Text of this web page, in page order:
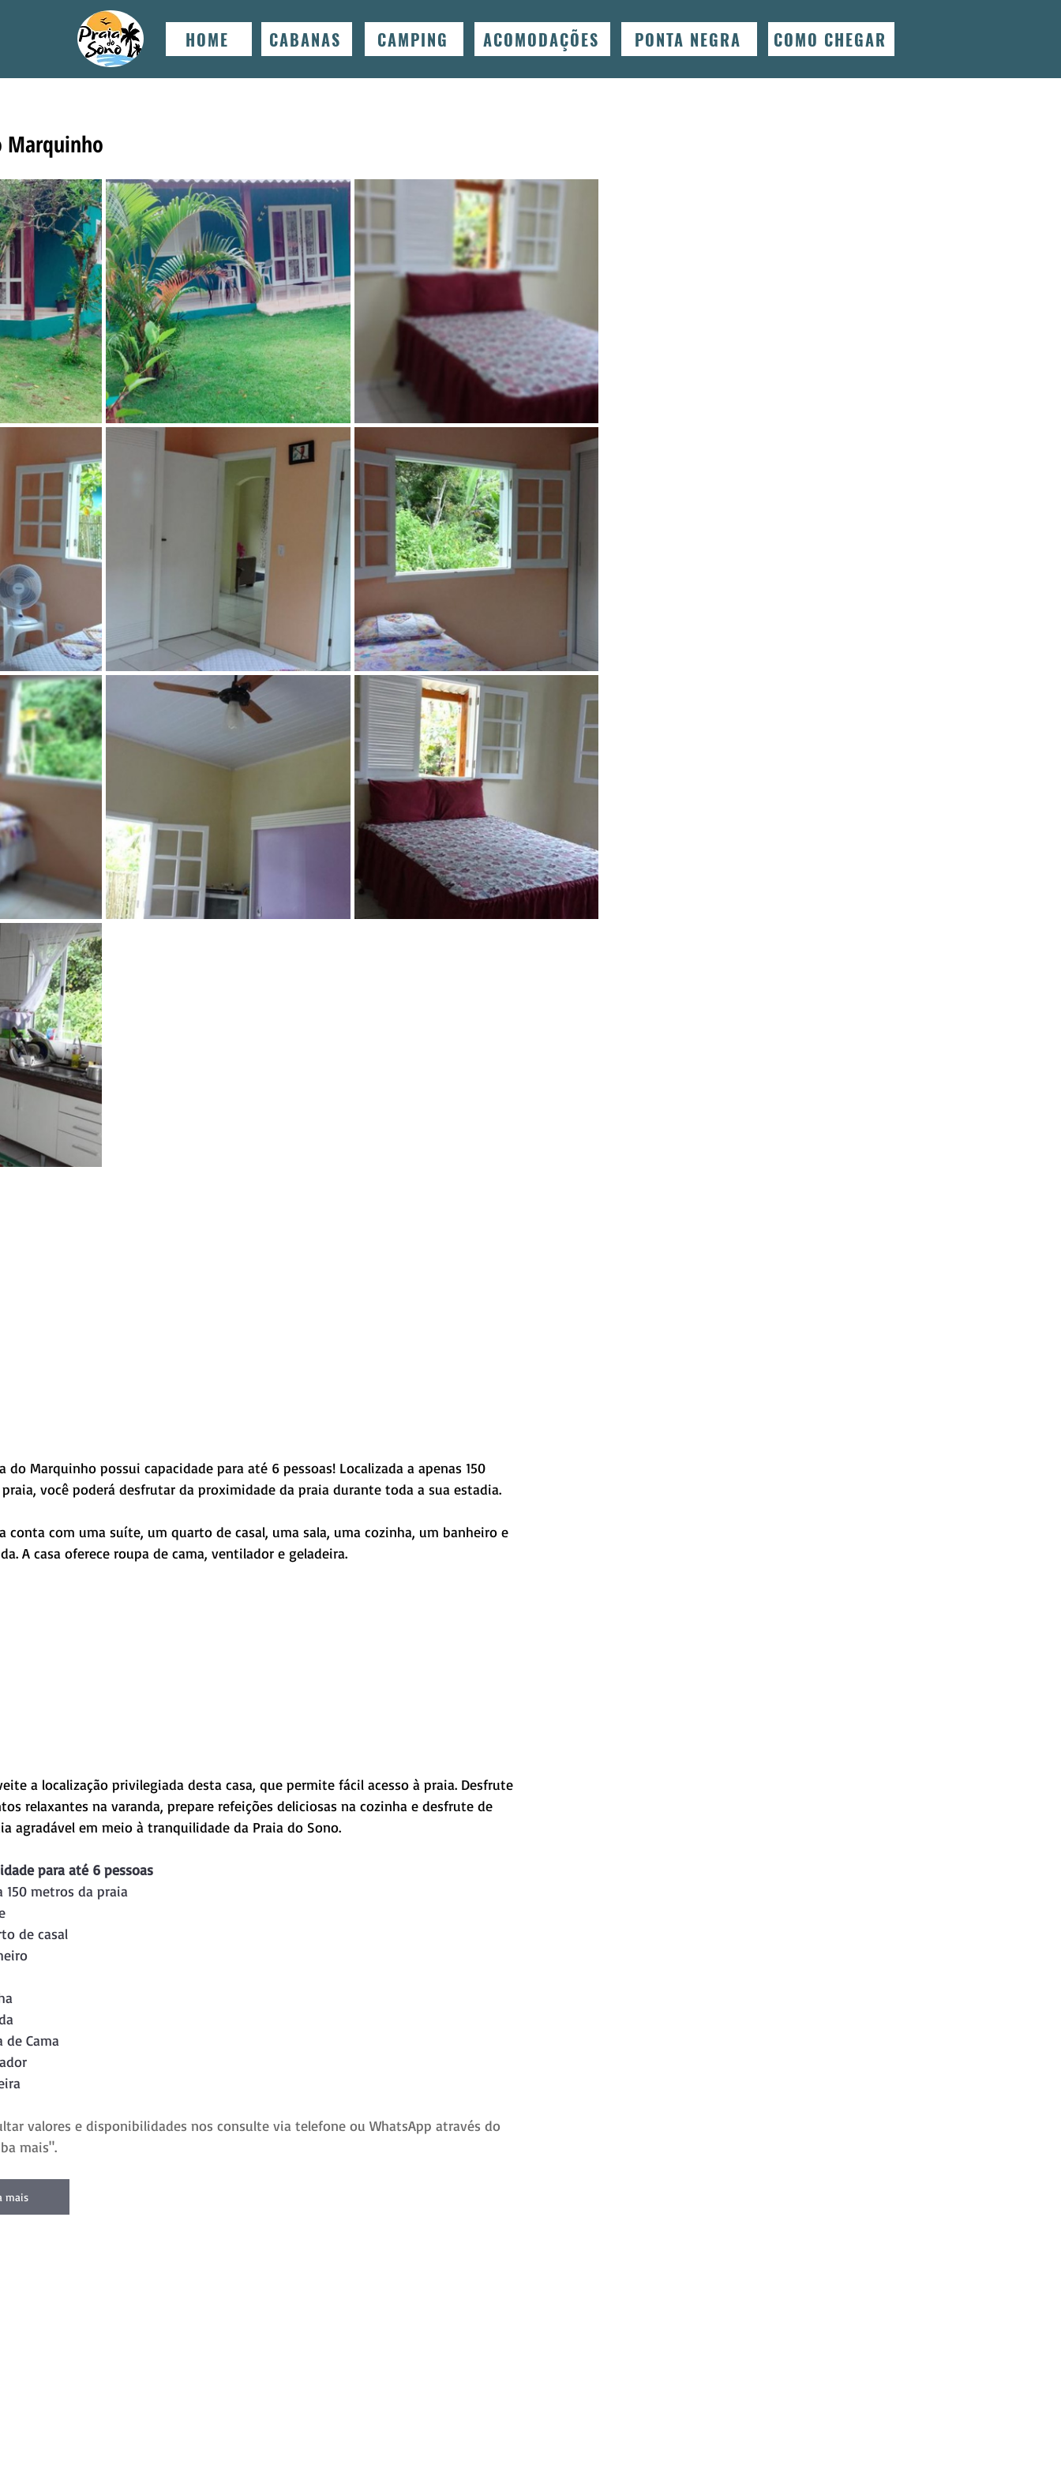
HOME CABANAS CAMPING ACOMODAÇÕES PONTA NEGRA COMO CHEGAR
Marquinho
você poderá desfrutar da proximidade da praia durante toda a sua estadia.
A casa oferece roupa de cama, ventilador e geladeira.
relaxantes na varanda, prepare refeições deliciosas na cozinha e desfrute de
agradável em meio à tranquilidade da Praia do Sono.
para até 6 pessoas
150 metros da praia
de casal
de Cama
valores e disponibilidades nos consulte via telefone ou WhatsApp através do
mais".
mais